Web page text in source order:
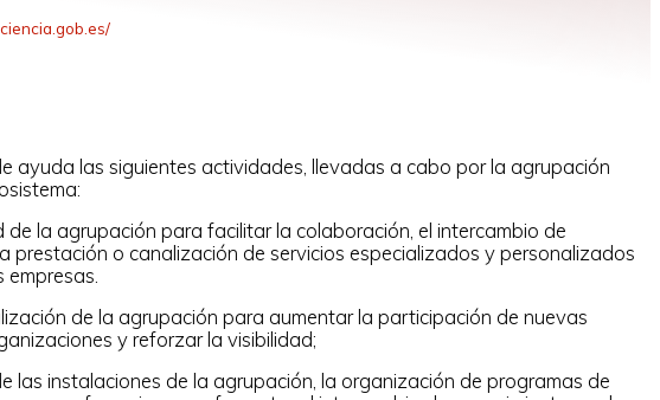
ayuda las siguientes actividades, llevadas a cabo por la agrupación
de la agrupación para facilitar la colaboración, el intercambio de
prestación o canalización de servicios especializados y personalizados
de la agrupación para aumentar la participación de nuevas
y reforzar la visibilidad;
las instalaciones de la agrupación, la organización de programas de